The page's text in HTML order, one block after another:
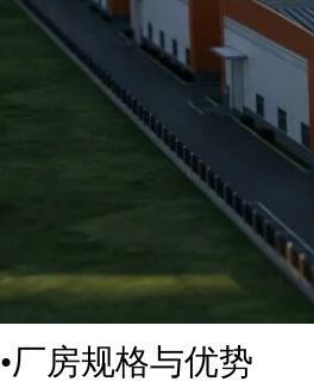
•厂房规格与优势